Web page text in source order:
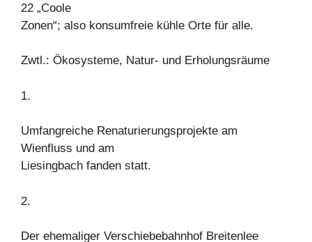
22 „Coole
Zonen“; also konsumfreie kühle Orte für alle.
Zwtl.: Ökosysteme, Natur- und Erholungsräume
1.
Umfangreiche Renaturierungsprojekte am
Wienfluss und am
Liesingbach fanden statt.
2.
Der ehemaliger Verschiebebahnhof Breitenlee